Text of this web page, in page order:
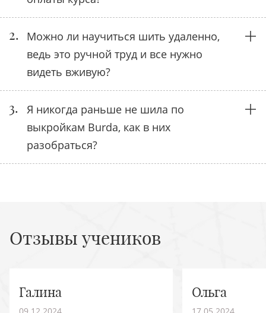
2.
Можно ли научиться шить удаленно,
ведь это ручной труд и все нужно
видеть вживую?
3.
Я никогда раньше не шила по
выкройкам Burda, как в них
разобраться?
Отзывы учеников
Галина Ольга